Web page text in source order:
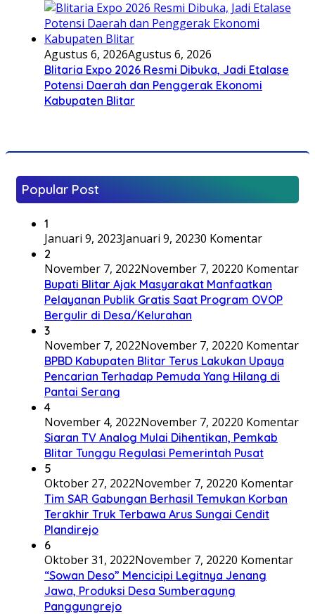
Agustus 6, 2026Agustus 6, 2026
Blitaria Expo 2026 Resmi Dibuka, Jadi Etalase
Potensi Daerah dan Penggerak Ekonomi
Kabupaten Blitar
Popular Post
1
Januari 9, 2023Januari 9, 20230 Komentar
2
November 7, 2022November 7, 20220 Komentar
Bupati Blitar Ajak Masyarakat Manfaatkan
Pelayanan Publik Gratis Saat Program OVOP
Bergulir di Desa/Kelurahan
3
November 7, 2022November 7, 20220 Komentar
BPBD Kabupaten Blitar Terus Lakukan Upaya
Pencarian Terhadap Pemuda Yang Hilang di
Pantai Serang
4
November 4, 2022November 7, 20220 Komentar
Siaran TV Analog Mulai Dihentikan, Pemkab
Blitar Tunggu Regulasi Pemerintah Pusat
5
Oktober 27, 2022November 7, 20220 Komentar
Tim SAR Gabungan Berhasil Temukan Korban
Terakhir Truk Terbawa Arus Sungai Cendit
Plandirejo
6
Oktober 31, 2022November 7, 20220 Komentar
“Sowan Deso” Mencicipi Legitnya Jenang
Jawa, Produksi Desa Sumberagung
Panggungrejo